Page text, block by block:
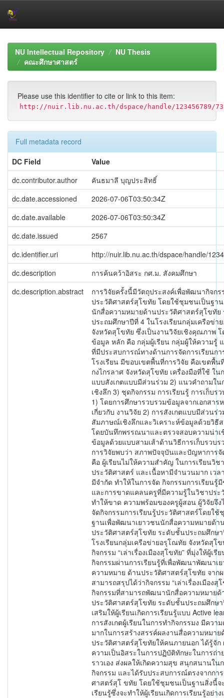
navigationNU Intellectual Repository
NU Thesis
คณะศึกษาศาสตร์
Please use this identifier to cite or link to this item:
http://nuir.lib.nu.ac.th/dspace/handle/123456789/
Full metadata record
DC Field
Value
dc.contributor.author
คันธมาลี บุญประสิทธิ์
dc.date.accessioned
2026-07-06T03:50:34Z
dc.date.available
2026-07-06T03:50:34Z
dc.date.issued
2567
dc.identifier.uri
http://nuir.lib.nu.ac.th/dspace/handle/
dc.description
การค้นคว้าอิสระ กศ.ม. สังคมศึกษา
dc.description.abstract
การวิจัยครั้งนี้มีวัตถุประสงค์เพื่อพัฒนากิจกร
ประวัติศาสตร์สุโขทัย โดยใช้ชุมชนเป็นฐา
นักสื่อความหมายด้านประวัติศาสตร์สุโขทัย
ประถมศึกษาปีที่ 4 ในโรงเรียนกลุ่มเครือข่า
จังหวัดสุโขทัย ซึ่งเป็นงานวิจัยเชิงคุณภาพ
ข้อมูล หลัก คือ กลุ่มผู้เรียน กลุ่มผู้ให้ความรู้
ที่มีประสบการณ์ทางด้านการจัดการเรียนก
โรงเรียน มีขอบเขตพื้นที่การวิจัย คือเขตพื้น
กงไกรลาศ จังหวัดสุโขทัย เครื่องมือที่ใช้ ใน
แบบสังเกตแบบมีส่วนร่วม 2) แนวคำถามใ
เชิงลึก 3) ชุดกิจกรรม การเรียนรู้ การเก็บร
1) โดยการศึกษารวบรวมข้อมูลจากเอกสาร
เกี่ยวกับ งานวิจัย 2) การสังเกตแบบมีส่วนร่
สัมภาษณ์เชิงลึกและวิเคราะห์ข้อมูลด้วยวิธี
โดยบันทึกพรรณนาและตรวจสอบความน่าเ
ข้อมูลด้วยแบบสามเส้าด้านวิธีการเก็บรวบ
การวิจัยพบว่า สภาพปัจจุบันและปัญหาการจั
คือ ผู้เรียนไม่ให้ความสำคัญ ในการเรียนวิชา
ประวัติศาสตร์ และเนื้อหามีจำนวนมาก เวล
มีจำกัด ทำให้ในการจัด กิจกรรมการเรียนรู้
และการขาดแคลนครูที่มีความรู้ในวิชาประ
ทำให้ขาด ความพร้อมของครูผู้สอน ผู้วิจัยจึ
จัดกิจกรรมการเรียนรู้ประวัติศาสตร์โดยใช้
ฐานเพื่อพัฒนาเยาวชนนักสื่อความหมายด้า
ประวัติศาสตร์สุโขทัย ระดับชั้นประถมศึกษ
โรงเรียนกลุ่มเครือข่ายอรุโณทัย จังหวัดสุโ
กิจกรรม “เล่าเรื่องเมืองสุโขทัย” ที่มุ่งให้ผู้เรี
กิจกรรมผ่านการเรียนรู้ที่เพื่อพัฒนาพัฒนาเ
ความหมาย ด้านประวัติศาสตร์สุโขทัย จาก
สามารถสรุปได้ว่ากิจกรรม “เล่าเรื่องเมืองสุ
กิจกรรมที่สามารถพัฒนานักสื่อความหมายด้
ประวัติศาสตร์สุโขทัย ระดับชั้นประถมศึกษ
เสริมให้ผู้เรียนเกิดการเรียนรู้แบบ Active
การสังเกตผู้เรียนในการทำกิจกรรมง มีความ
มากในการสร้างสรรค์ผลงานสื่อความหมาย
ประวัติศาสตร์สุโขทัยให้คนภายนอก ได้รู้จัก
ความเป็นอิสระในการปฏิบัติทักษะในการถ่า
ราวเอง ส่งผลให้เกิดความสุข สนุกสนานใน
กิจกรรม และได้รับประสบการณ์ตรงจากกา
ศาสตร์สุโ ขทัย โดยใช้ชุมชนเป็นฐานสิ่งนี้จ
เรียนรู้ซึ่งจะทำให้ผู้เรียนเกิดการเรียนรู้อย่า